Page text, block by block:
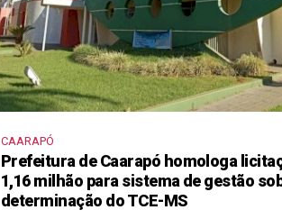
CAARAPÓ
Prefeitura de Caarapó homologa
1,16 milhão para sistema de gestão
determinação do TCE-MS